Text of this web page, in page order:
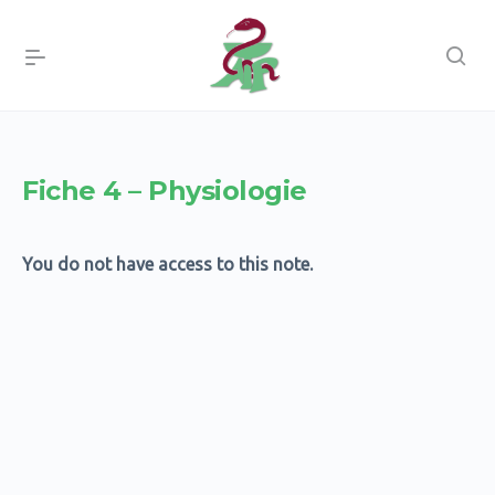
Fiche 4 – Physiologie
You do not have access to this note.